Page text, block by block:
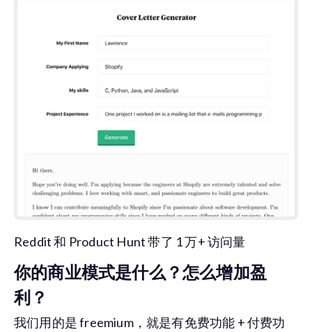
Reddit 和 Product Hunt 带了 1 万+ 访问量
你的商业模式是什么？怎么增加盈
利？
我们用的是 freemium，就是有免费功能 + 付费功